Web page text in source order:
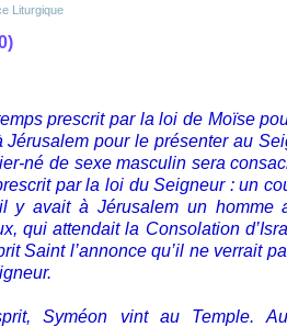
Liturgique
prescrit par la loi de Moïse
Jérusalem pour le présenter au
né de sexe masculin sera
par la loi du Seigneur : un
y avait à Jérusalem un homme
qui attendait la Consolation
Saint l’annonce qu’il ne verrait
Syméon vint au Temple.